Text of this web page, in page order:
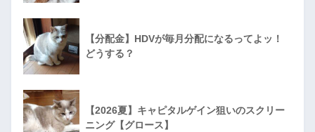
【分配金】HDVが毎月分配になるってよッ！
どうする？
【2026夏】キャピタルゲイン狙いのスクリー
ニング【グロース】